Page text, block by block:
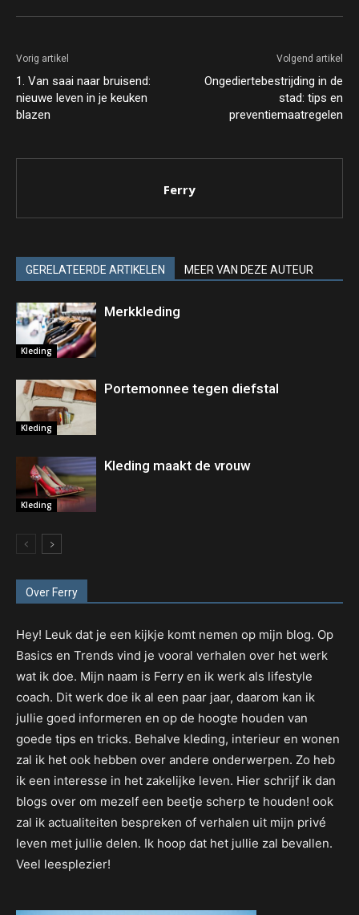
Vorig artikel
1. Van saai naar bruisend:
nieuwe leven in je keuken
blazen
Volgend artikel
Ongediertebestrijding in de
stad: tips en
preventiemaatregelen
Ferry
GERELATEERDE ARTIKELEN MEER VAN DEZE AUTEUR
Kleding
Merkkleding
Kleding
Portemonnee tegen diefstal
Kleding
Kleding maakt de vrouw
Over Ferry
Hey! Leuk dat je een kijkje komt nemen op mijn blog. Op
Basics en Trends vind je vooral verhalen over het werk
wat ik doe. Mijn naam is Ferry en ik werk als lifestyle
coach. Dit werk doe ik al een paar jaar, daarom kan ik
jullie goed informeren en op de hoogte houden van
goede tips en tricks. Behalve kleding, interieur en wonen
zal ik het ook hebben over andere onderwerpen. Zo heb
ik een interesse in het zakelijke leven. Hier schrijf ik dan
blogs over om mezelf een beetje scherp te houden! ook
zal ik actualiteiten bespreken of verhalen uit mijn privé
leven met jullie delen. Ik hoop dat het jullie zal bevallen.
Veel leesplezier!